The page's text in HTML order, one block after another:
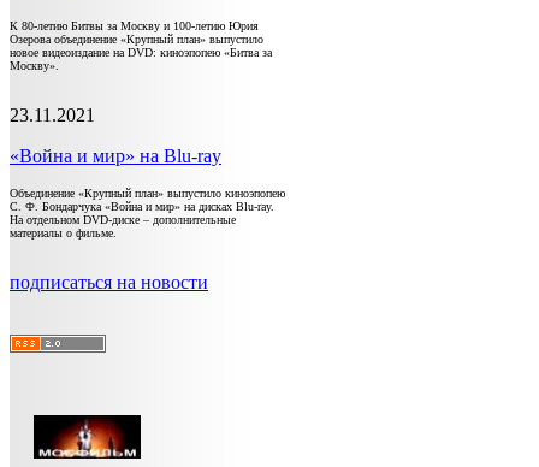
К 80-летию Битвы за Москву и 100-летию Юрия
Озерова объединение «Крупный план» выпустило
новое видеоиздание на DVD: киноэпопею «Битва за
Москву».
23.11.2021
«Война и мир» на Blu-ray
Объединение «Крупный план» выпустило киноэпопею
С. Ф. Бондарчука «Война и мир» на дисках Blu-ray.
На отдельном DVD-диске – дополнительные
материалы о фильме.
подписаться на новости